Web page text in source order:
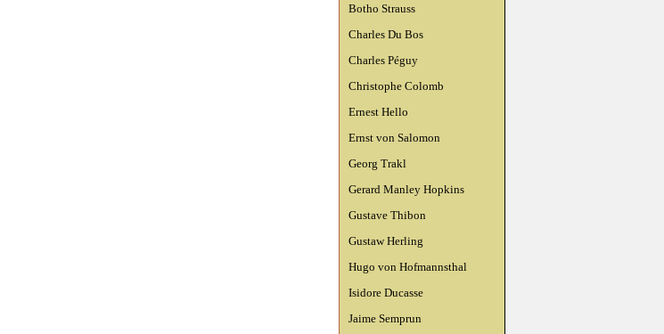
Botho Strauss
Charles Du Bos
Charles Péguy
Christophe Colomb
Ernest Hello
Ernst von Salomon
Georg Trakl
Gerard Manley Hopkins
Gustave Thibon
Gustaw Herling
Hugo von Hofmannsthal
Isidore Ducasse
Jaime Semprun